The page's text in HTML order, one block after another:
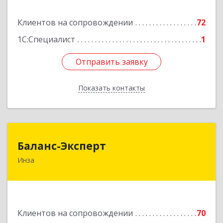
Клиентов на сопровождении
72
1С:Специалист
1
Отправить заявку
Показать контакты
Подробнее
Отправить заявку
Назад
Баланс-Эксперт
Инза
Клиентов на сопровождении 70
433030, Ульяновская обл, Инзенский р-н, Инза